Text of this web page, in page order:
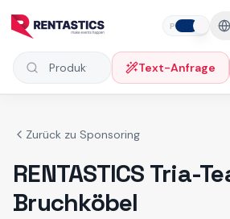
P
Produkte suchen Text-Anfrage
Zurück zu Sponsoring
RENTASTICS Tria-
Bruchköbel